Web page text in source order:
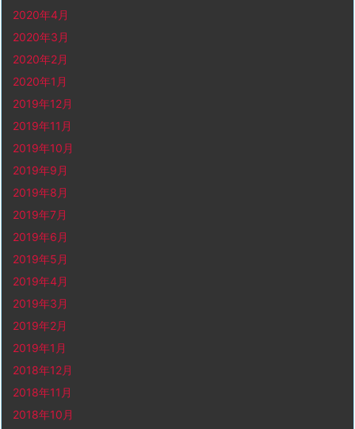
2020年4月
2020年3月
2020年2月
2020年1月
2019年12月
2019年11月
2019年10月
2019年9月
2019年8月
2019年7月
2019年6月
2019年5月
2019年4月
2019年3月
2019年2月
2019年1月
2018年12月
2018年11月
2018年10月